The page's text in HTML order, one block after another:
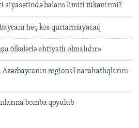
siyasətində balans limiti tükənirmi?
heç kəs qurtarmayacaq
ölkələrlə ehtiyatlı olmalıdır»
regional narahatlıqlarını
bomba qoyulub